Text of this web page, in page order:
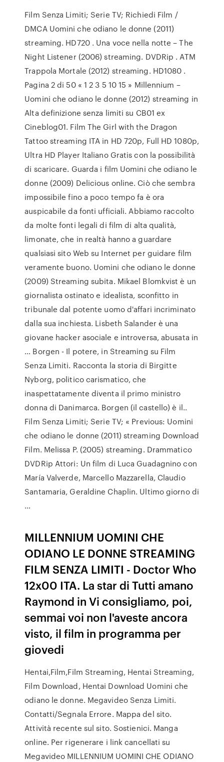
Film Senza Limiti; Serie TV; Richiedi Film /
DMCA Uomini che odiano le donne (2011)
streaming. HD720 . Una voce nella notte – The
Night Listener (2006) streaming. DVDRip . ATM
Trappola Mortale (2012) streaming. HD1080 .
Pagina 2 di 50 « 1 2 3 5 10 15 » Millennium –
Uomini che odiano le donne (2012) streaming in
Alta definizione senza limiti su CB01 ex
Cineblog01. Film The Girl with the Dragon
Tattoo streaming ITA in HD 720p, Full HD 1080p,
Ultra HD Player Italiano Gratis con la possibilità
di scaricare. Guarda i film Uomini che odiano le
donne (2009) Delicious online. Ciò che sembra
impossibile fino a poco tempo fa è ora
auspicabile da fonti ufficiali. Abbiamo raccolto
da molte fonti legali di film di alta qualità,
limonate, che in realtà hanno a guardare
qualsiasi sito Web su Internet per guidare film
veramente buono. Uomini che odiano le donne
(2009) Streaming subita. Mikael Blomkvist è un
giornalista ostinato e idealista, sconfitto in
tribunale dal potente uomo d'affari incriminato
dalla sua inchiesta. Lisbeth Salander è una
giovane hacker asociale e introversa, abusata in
… Borgen - Il potere, in Streaming su Film
Senza Limiti. Racconta la storia di Birgitte
Nyborg, politico carismatico, che
inaspettatamente diventa il primo ministro
donna di Danimarca. Borgen (il castello) è il..
Film Senza Limiti; Serie TV; « Previous: Uomini
che odiano le donne (2011) streaming Download
Film. Melissa P. (2005) streaming. Drammatico
DVDRip Attori: Un film di Luca Guadagnino con
María Valverde, Marcello Mazzarella, Claudio
Santamaria, Geraldine Chaplin. Ultimo giorno di
…
MILLENNIUM UOMINI CHE
ODIANO LE DONNE STREAMING
FILM SENZA LIMITI - Doctor Who
12x00 ITA. La star di Tutti amano
Raymond in Vi consigliamo, poi,
semmai voi non l'aveste ancora
visto, il film in programma per
giovedi
Hentai,Film,Film Streaming, Hentai Streaming,
Film Download, Hentai Download Uomini che
odiano le donne. Megavideo Senza Limiti.
Contatti/Segnala Errore. Mappa del sito.
Attività recente sul sito. Sostienici. Manga
online. Per rigenerare i link cancellati su
Megavideo MILLENNIUM UOMINI CHE ODIANO